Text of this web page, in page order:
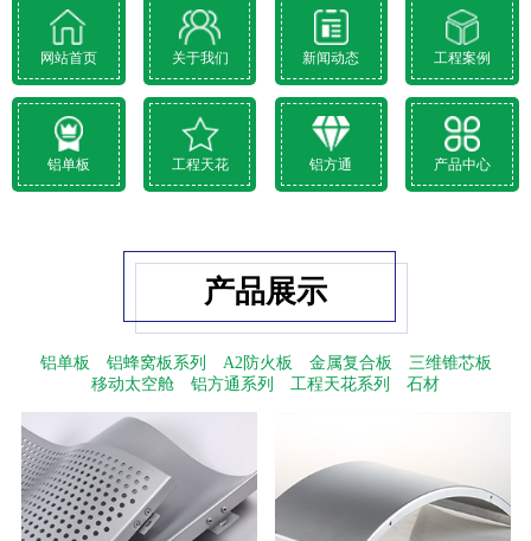
网站首页 关于我们 新闻动态 工程案例
铝单板 工程天花 铝方通 产品中心
产品展示
铝单板 铝蜂窝板系列 A2防火板 金属复合板
三维锥芯板
移动太空舱
铝方通系列 工程天花系列 石材